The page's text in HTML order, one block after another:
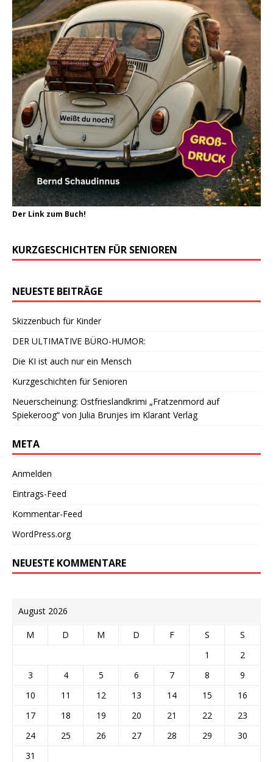
Der Link zum Buch!
KURZGESCHICHTEN FÜR SENIOREN
NEUESTE BEITRÄGE
Skizzenbuch für Kinder
DER ULTIMATIVE BÜRO-HUMOR:
Die KI ist auch nur ein Mensch
Kurzgeschichten für Senioren
Neuerscheinung: Ostfrieslandkrimi „Fratzenmord auf
Spiekeroog“ von Julia Brunjes im Klarant Verlag
META
Anmelden
Eintrags-Feed
Kommentar-Feed
WordPress.org
NEUESTE KOMMENTARE
August 2026
M D M D F S
S
1
2
3
4 5 6 7 8
9
10
11 12 13 14 15
16
17
18 19 20 21 22
23
24
25 26 27 28 29
30
31